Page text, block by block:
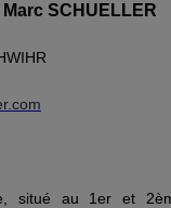
SCHUELLER
situé au 1er et